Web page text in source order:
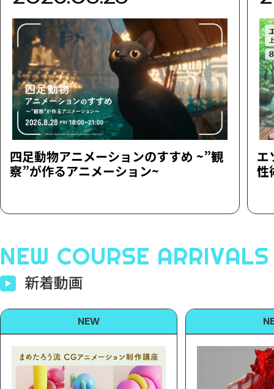
四足動物アニメーションのすすめ ~”観
察”が作るアニメーション~
エ
性
NEW COURSE ARRIVALS
新着動画